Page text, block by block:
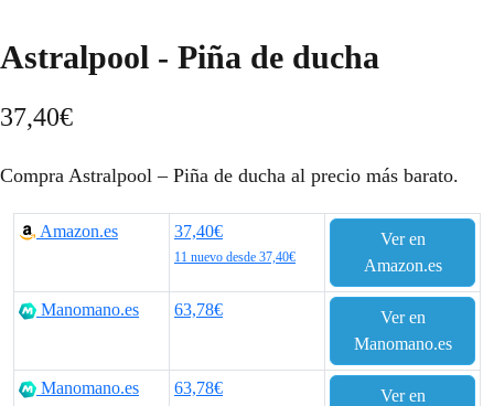
Astralpool - Piña de ducha
37,40€
Compra Astralpool – Piña de ducha al precio más barato.
Amazon.es 37,40€
11 nuevo desde 37,40€
Ver en
Amazon.es
Manomano.es 63,78€
Ver en
Manomano.es
Manomano.es 63,78€
Ver en